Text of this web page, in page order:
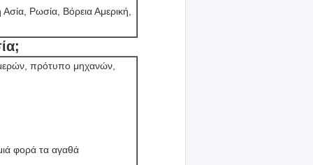
Ρωσία, Βόρεια Αμερική,
πρότυπο μηχανών,
φορά τα αγαθά